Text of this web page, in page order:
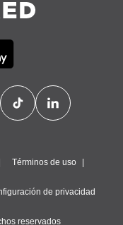
Términos de uso
de privacidad
reservados